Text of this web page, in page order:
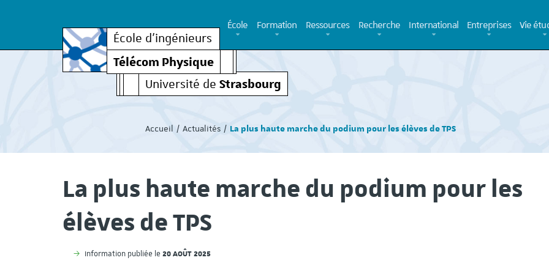
École d’ingénieurs
Télécom Physique
Université deStrasbourg
École Formation Ressources Recherche International Entreprises Vie
Accueil Actualités La plus haute marche du podium pour les élèves de TPS
La plus haute marche du podium pour les
élèves de TPS
Information publiée le 20 AOÛT 2025